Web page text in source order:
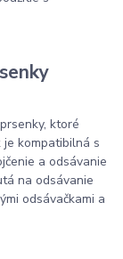
ktoré
kompatibilná s
a odsávanie
na odsávanie
odsávačkami a